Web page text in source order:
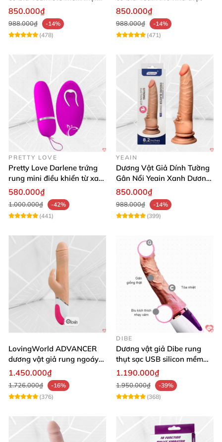
thật
850.000₫
988.000₫
-14%
(478)
850.000₫
988.000₫
-14%
(471)
PRETTY LOVE
Pretty Love Darlene trứng
rung mini điều khiển từ xa
12 chế độ rung mạnh
580.000₫
1.000.000₫
-42%
(441)
YEAIN
Dương Vật Giả Dính Tường
Gân Nổi Yeain Xanh Dương
8.2 Siêu Thật
850.000₫
988.000₫
-14%
(399)
LovingWorld ADVANCER
dương vật giả rung ngoáy
thụt 7 chế độ
1.450.000₫
1.726.000₫
-16%
(376)
DIBE
Dương vật giả Dibe rung
thụt sạc USB silicon mềm
mại thật
1.190.000₫
1.950.000₫
-39%
(368)